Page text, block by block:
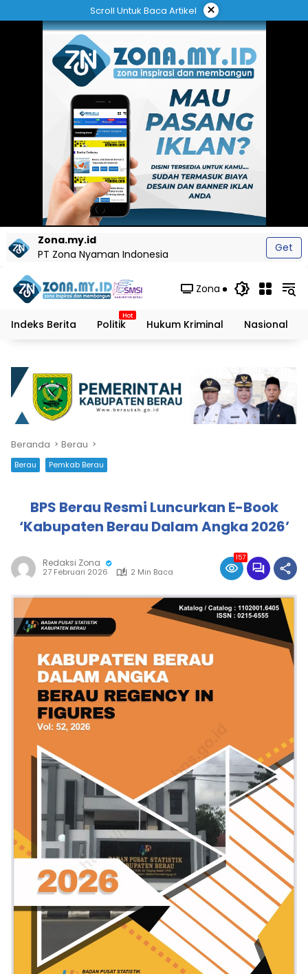
ke
Scroll Untuk Baca Artikel ×
Zona.my.id
PT Zona Nyaman Indonesia
Get
Zona
Indeks Berita Politik Hukum Kriminal Nasional
Beranda Berau
Berau Pemkab Berau
BPS Berau Resmi Luncurkan E-Book
‘Kabupaten Berau Dalam Angka 2026’
Redaksi Zona
27 Februari 2026 2 Min Baca
157